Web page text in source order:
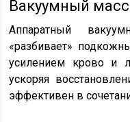
Вакуумный
Аппаратный
«разбивает»
усилением крово и
ускоряя
эффективен в